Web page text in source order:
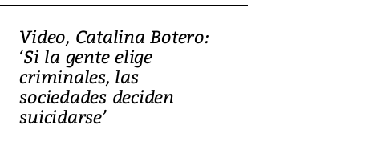
Video, Catalina Botero:
‘Si la gente elige
criminales, las
sociedades deciden
suicidarse’